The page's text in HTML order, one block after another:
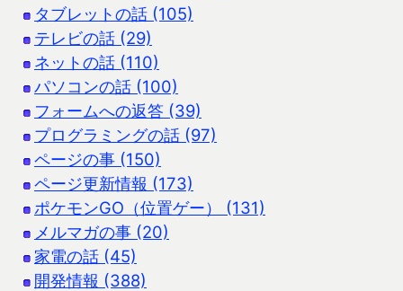
タブレットの話 (105)
テレビの話 (29)
ネットの話 (110)
パソコンの話 (100)
フォームへの返答 (39)
プログラミングの話 (97)
ページの事 (150)
ページ更新情報 (173)
ポケモンGO（位置ゲー） (131)
メルマガの事 (20)
家電の話 (45)
開発情報 (388)